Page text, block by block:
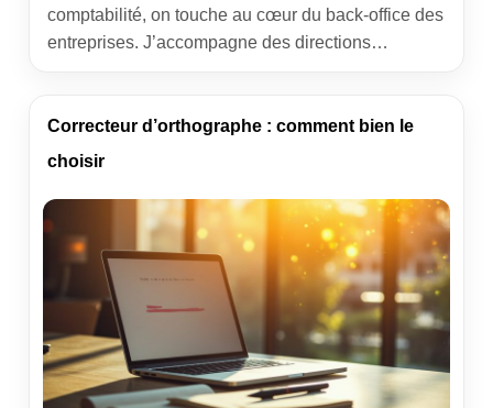
comptabilité, on touche au cœur du back‑office des
entreprises. J’accompagne des directions
la même : moins de saisie, plus de fiabilité, des
décisions plus rapides. On va regarder les impacts
Correcteur d’orthographe : comment bien le
choisir